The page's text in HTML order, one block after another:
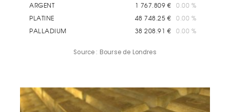
Source : Bourse de Londres